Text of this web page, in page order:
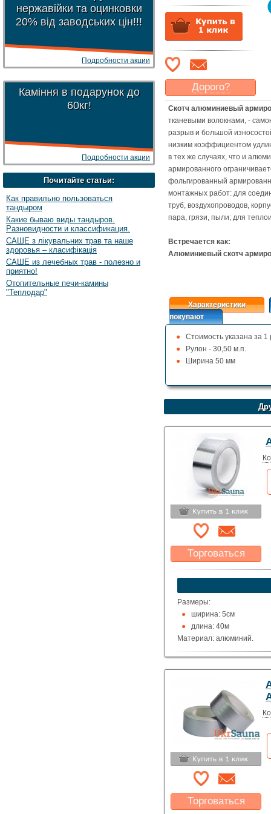
нержавійки та оцинковки
20% від заводських цін!!!
Подробности акции
Каміння в подарунок до
60кг!
Подробности акции
Почитайте статьи:
Как правильно пользоваться
тандыром
Какие бываю виды тандыров.
Разновидности и классификация.
САШЕ з лікувальних трав та наше
здоровья – класифікація
САШЕ из лечебных трав - полезно и
приятно!
Отопительные печи-камины
"Теплодар"
Дорого?
Какая ценамогла бы
Васустроить?
Указать цену
Скотч алюминиевый
тканевыми волокнами, -
разрыв и большой
низким коэффициентом
в тех же случаях, что и
армированного
фольгированный
монтажных работ: для
труб, воздухопроводов,
пара, грязи, пыли; для
Встречается как:
Алюминиевый скотч
Характеристики
покупают
Стоимость указана за 1
Рулон - 30,50 м.п.
Ширина 50 мм
Торговаться
Какая цена Вас
устроит?
Размеры:
ширина: 5см
длина: 40м
Материал: алюминий.
Торговаться